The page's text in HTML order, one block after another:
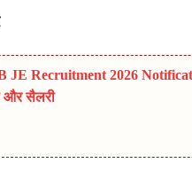
JE Recruitment 2026
और सैलरी